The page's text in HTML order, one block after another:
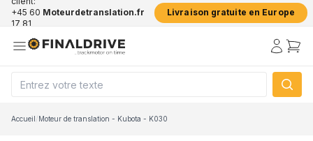
+45 60
17 81
Moteurdetranslation.fr Livraison gratuite en Europe
Accueil/Moteur de translation - Kubota - K030